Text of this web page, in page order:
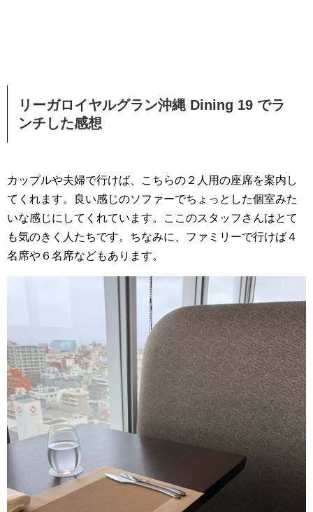
リーガロイヤルグラン沖縄 Dining 19 でラ
ンチした感想
カップルや夫婦で行けば、こちらの２人用の座席を案内し
てくれます。良い感じのソファーでちょっとした個室みた
いな感じにしてくれています。ここのスタッフさんはとて
も気のきく人たちです。ちなみに、ファミリーで行けば４
名席や６名席などもあります。